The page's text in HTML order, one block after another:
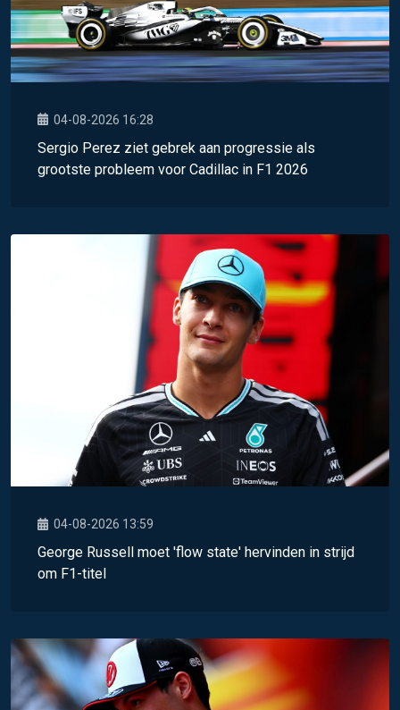
04-08-2026 16:28
Sergio Perez ziet gebrek aan progressie als
grootste probleem voor Cadillac in F1 2026
04-08-2026 13:59
George Russell moet 'flow state' hervinden in strijd
om F1-titel